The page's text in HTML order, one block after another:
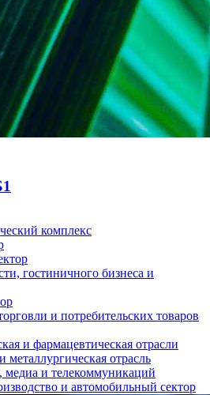
комплекс
гостиничного бизнеса и
и потребительских товаров
и фармацевтическая отрасли
отрасль
медиа и телекоммуникаций
и автомобильный сектор